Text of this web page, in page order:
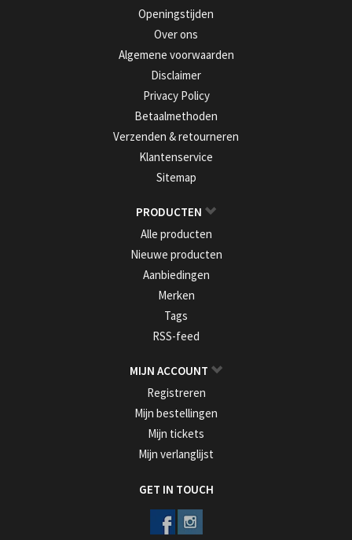
Openingstijden
Over ons
Algemene voorwaarden
Disclaimer
Privacy Policy
Betaalmethoden
Verzenden & retourneren
Klantenservice
Sitemap
PRODUCTEN
Alle producten
Nieuwe producten
Aanbiedingen
Merken
Tags
RSS-feed
MIJN ACCOUNT
Registreren
Mijn bestellingen
Mijn tickets
Mijn verlanglijst
GET IN TOUCH